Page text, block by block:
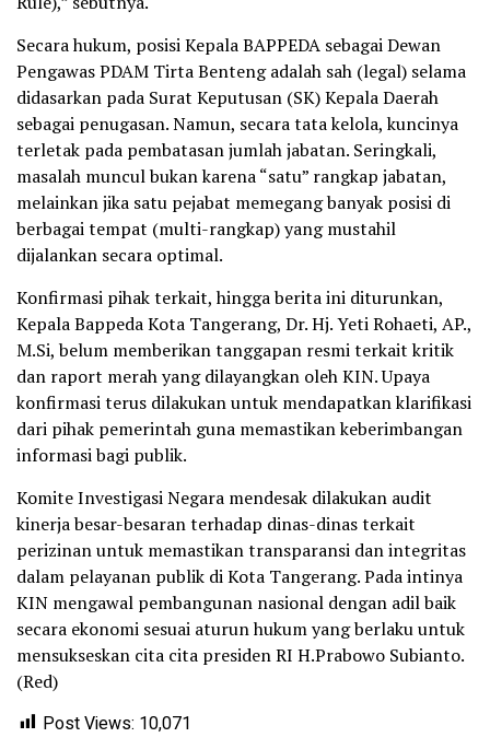
Secara hukum, posisi Kepala BAPPEDA sebagai Dewan
Pengawas PDAM Tirta Benteng adalah sah (legal) selama
didasarkan pada Surat Keputusan (SK) Kepala Daerah
sebagai penugasan. Namun, secara tata kelola, kuncinya
terletak pada pembatasan jumlah jabatan. Seringkali,
masalah muncul bukan karena “satu” rangkap jabatan,
melainkan jika satu pejabat memegang banyak posisi di
berbagai tempat (multi-rangkap) yang mustahil
dijalankan secara optimal.
Konfirmasi pihak terkait, hingga berita ini diturunkan,
Kepala Bappeda Kota Tangerang, Dr. Hj. Yeti Rohaeti, AP.,
M.Si, belum memberikan tanggapan resmi terkait kritik
dan raport merah yang dilayangkan oleh KIN. Upaya
konfirmasi terus dilakukan untuk mendapatkan klarifikasi
dari pihak pemerintah guna memastikan keberimbangan
informasi bagi publik.
Komite Investigasi Negara mendesak dilakukan audit
kinerja besar-besaran terhadap dinas-dinas terkait
perizinan untuk memastikan transparansi dan integritas
dalam pelayanan publik di Kota Tangerang. Pada intinya
KIN mengawal pembangunan nasional dengan adil baik
secara ekonomi sesuai aturun hukum yang berlaku untuk
mensukseskan cita cita presiden RI H.Prabowo Subianto.
(Red)
Post Views: 10,071